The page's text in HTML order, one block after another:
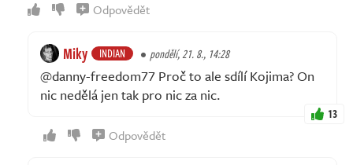
Odpovědět
Miky INDIAN pondělí, 21. 8., 14:28
@danny-freedom77 Proč to ale sdílí Kojima? On
nic nedělá jen tak pro nic za nic.
13
Odpovědět